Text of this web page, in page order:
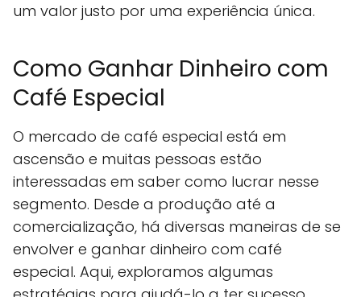
um valor justo por uma experiência única.
Como Ganhar Dinheiro com
Café Especial
O mercado de café especial está em
ascensão e muitas pessoas estão
interessadas em saber como lucrar nesse
segmento. Desde a produção até a
comercialização, há diversas maneiras de se
envolver e ganhar dinheiro com café
especial. Aqui, exploramos algumas